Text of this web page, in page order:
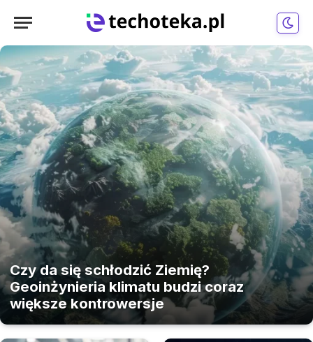
Czy da się schłodzić Ziemię?
Geoinżynieria klimatu budzi coraz
większe kontrowersje